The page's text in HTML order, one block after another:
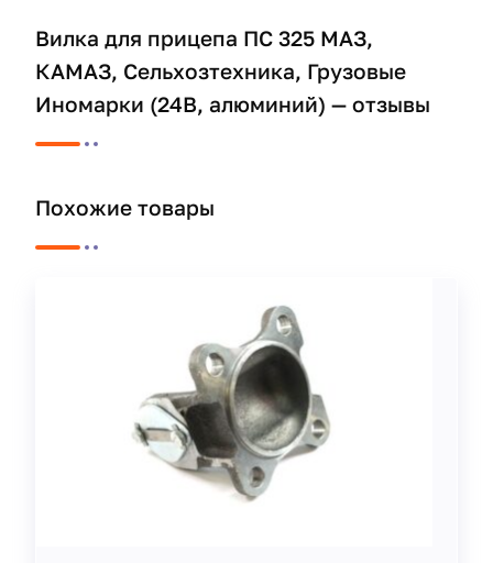
Вилка для прицепа ПС 325 МАЗ,
КАМАЗ, Сельхозтехника, Грузовые
Иномарки (24В, алюминий) — отзывы
Похожие товары